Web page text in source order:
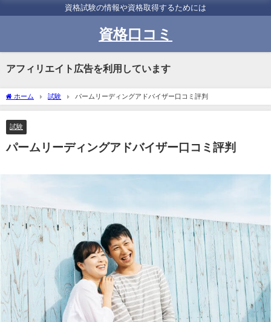
資格試験の情報や資格取得するためには
資格口コミ
アフィリエイト広告を利用しています
ホーム 試験 パームリーディングアドバイザー口コミ評判
試験
パームリーディングアドバイザー口コミ評判